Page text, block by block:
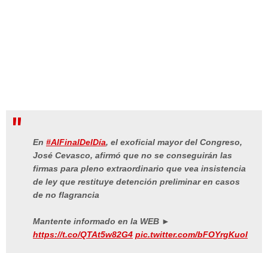
En #AlFinalDelDía, el exoficial mayor del Congreso,
José Cevasco, afirmó que no se conseguirán las
firmas para pleno extraordinario que vea insistencia
de ley que restituye detención preliminar en casos
de no flagrancia
Mantente informado en la WEB ►
https://t.co/QTAt5w82G4 pic.twitter.com/bFOYrgKuol